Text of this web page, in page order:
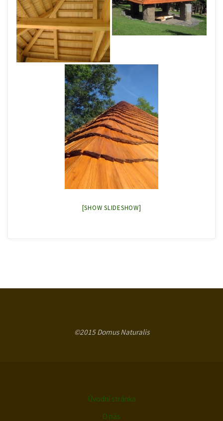
[SHOW SLIDESHOW]
©2015 Domus Naturalis
Úvodní stránka
O nás